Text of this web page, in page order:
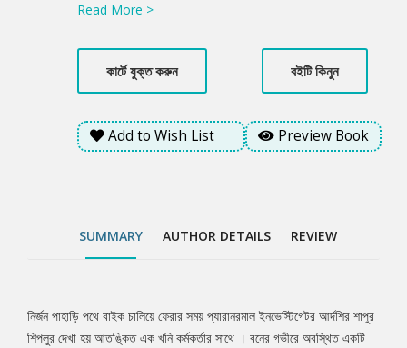
গভীরে অবস্থিত একটি প্রজেক্ট বাংলো থেকে দুজন কর্মচারী কোনো চিহ্ন না
থেকে উঁকি দিচ্ছে জ্বলজ্বলে চোখের রহস্যময় কিছু ছায়ামূর্তি, যারা কেবল ঠাঁয়
দাঁড়িয়ে তাকিয়ে থাকে । এরা কি কোনো অপরাধী চক্র, নাকি আদিম অরণ্যের
রক্ষক 'সাইলেন্ট ওয়াচার'? মানুষের সীমাহীন লোভের বিরুদ্ধে প্রকৃতির এই নির্বাক
অথচ ভয়ংকর রুখে দাঁড়ানোর পরিণাম কী হতে পারে?
Read More >
কার্টে যুক্ত করুন বইটি কিনুন
Add to Wish List Preview Book
SUMMARY AUTHOR DETAILS REVIEW
Tab
নির্জন পাহাড়ি পথে বাইক চালিয়ে ফেরার সময় প্যারানরমাল ইনভেস্টিগেটর আর্দশির শাপুর
শিপলুর দেখা হয় আতঙ্কিত এক খনি কর্মকর্তার সাথে । বনের গভীরে অবস্থিত একটি